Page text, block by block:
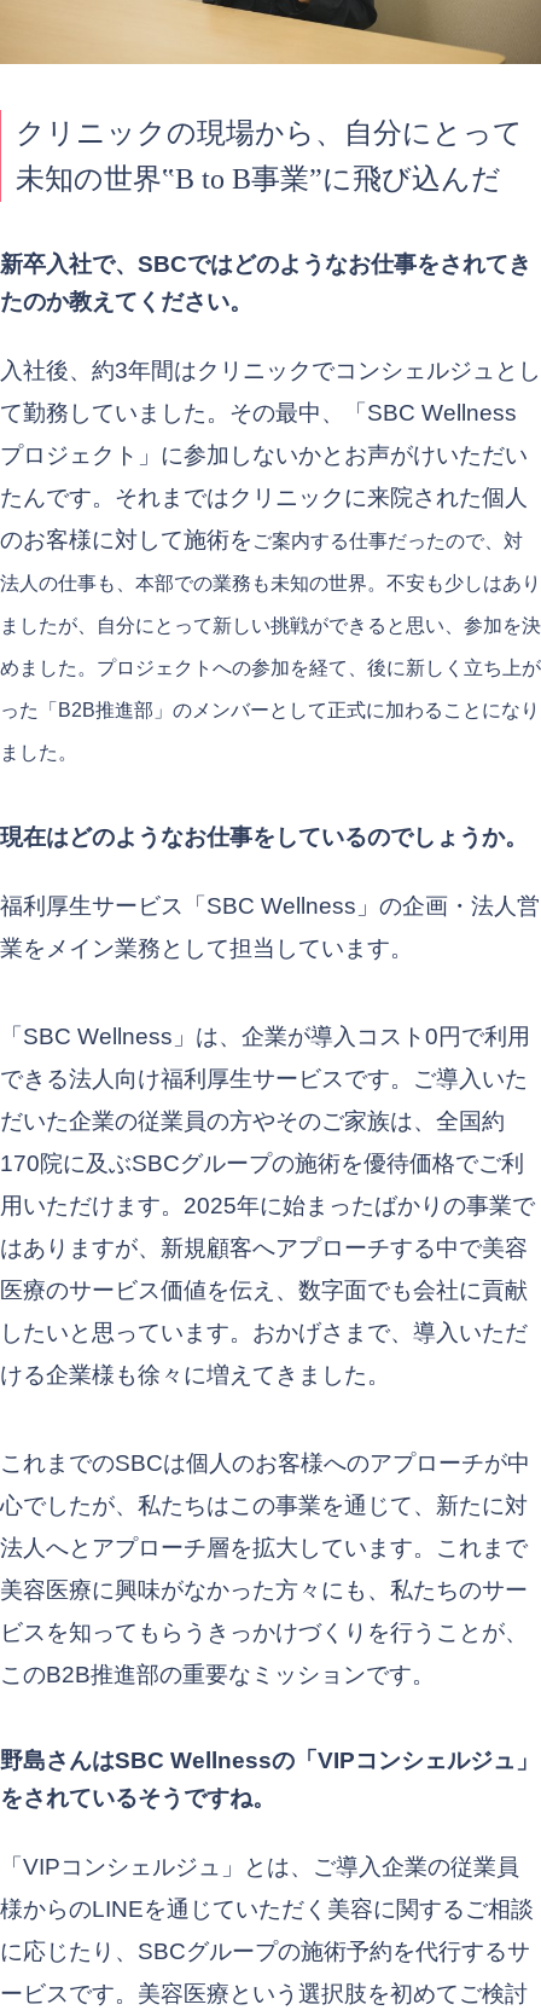
クリニックの現場から、自分にとって
未知の世界‟B to B事業”に飛び込んだ
新卒入社で、SBCではどのようなお仕事をされてき
たのか教えてください。
入社後、約3年間はクリニックでコンシェルジュとし
て勤務していました。その最中、「SBC Wellness
プロジェクト」に参加しないかとお声がけいただい
たんです。それまではクリニックに来院された個人
のお客様に対して施術を ご案内する仕事だったので、対
法人 の仕事も、本部での業務も未知の世界。不安も少しはあり
ましたが、自分にとって新しい挑戦ができると思い、参加を決
めました。プロジェクトへの参加を経て、後に新しく立ち上が
った「B2B推進部」のメンバーとして正式に加わることになり
ました。
現在はどのようなお仕事をしているのでしょうか。
福利厚生サービス「SBC Wellness」の企画・法人営
業をメイン業務として担当しています。
「SBC Wellness」は、企業が導入コスト0円で利用
できる法人向け福利厚生サービスです。ご導入いた
だいた企業の従業員の方やそのご家族は、全国約
170院に及ぶSBCグループの施術を優待価格でご利
用いただけます。2025年に始まったばかりの事業で
はありますが、新規顧客へアプローチする中で美容
医療のサービス価値を伝え、数字面でも会社に貢献
したいと思っています。おかげさまで、導入いただ
ける企業様も徐々に増えてきました。
これまでのSBCは個人のお客様へのアプローチが中
心でしたが、私たちはこの事業を通じて、新たに対
法人へとアプローチ層を拡大しています。これまで
美容医療に興味がなかった方々にも、私たちのサー
ビスを知ってもらうきっかけづくりを行うことが、
このB2B推進部の重要なミッションです。
野島さんはSBC Wellnessの「VIPコンシェルジュ」
をされているそうですね。
「VIPコンシェルジュ」とは、ご導入企業の従業員
様からのLINEを通じていただく美容に関するご相談
に応じたり、SBCグループの施術予約を代行するサ
ービスです。美容医療という選択肢を初めてご検討